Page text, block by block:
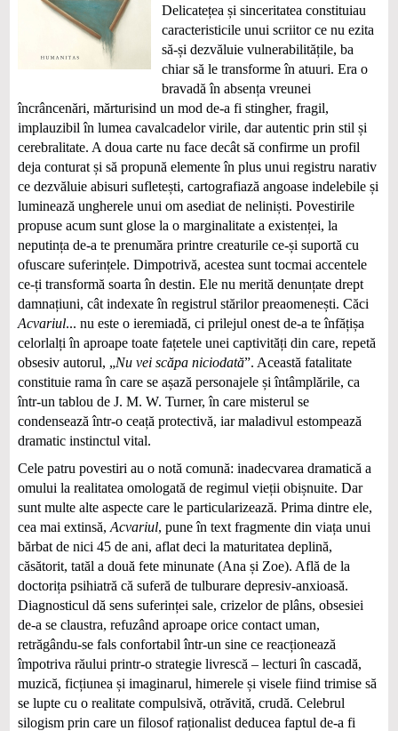
Delicatețea și sinceritatea constituiau
caracteristicile unui scriitor ce nu ezita
să-și dezvăluie vulnerabilitățile, ba
chiar să le transforme în atuuri. Era o
bravadă în absența vreunei
încrâncenări, mărturisind un mod de-a fi stingher, fragil,
implauzibil în lumea cavalcadelor virile, dar autentic prin stil și
cerebralitate. A doua carte nu face decât să confirme un profil
deja conturat și să propună elemente în plus unui registru narativ
ce dezvăluie abisuri sufletești, cartografiază angoase indelebile și
luminează ungherele unui om asediat de neliniști. Povestirile
propuse acum sunt glose la o marginalitate a existenței, la
neputința de-a te prenumăra printre creaturile ce-și suportă cu
ofuscare suferințele. Dimpotrivă, acestea sunt tocmai accentele
ce-ți transformă soarta în destin. Ele nu merită denunțate drept
damnațiuni, cât indexate în registrul stărilor preaomenești. Căci
Acvariul... nu este o ieremiadă, ci prilejul onest de-a te înfățișa
celorlalți în aproape toate fațetele unei captivități din care, repetă
obsesiv autorul, „Nu vei scăpa niciodată”. Această fatalitate
constituie rama în care se așază personajele și întâmplările, ca
într‑un tablou de J. M. W. Turner, în care misterul se
condensează într-o ceață protectivă, iar maladivul estompează
dramatic instinctul vital.
Cele patru povestiri au o notă comună: inadecvarea dramatică a
omului la realitatea omologată de regimul vieții obișnuite. Dar
sunt multe alte aspecte care le particularizează. Prima dintre ele,
cea mai extinsă, Acvariul, pune în text fragmente din viața unui
bărbat de nici 45 de ani, aflat deci la maturitatea deplină,
căsătorit, tatăl a două fete minunate (Ana și Zoe). Află de la
doctorița psihiatră că suferă de tulburare depresiv-anxioasă.
Diagnosticul dă sens suferinței sale, crizelor de plâns, obsesiei
de-a se claustra, refuzând aproape orice contact uman,
retrăgându-se fals confortabil într-un sine ce reacționează
împotriva răului printr-o strategie livrescă – lecturi în cascadă,
muzică, ficțiunea și imaginarul, himerele și visele fiind trimise să
se lupte cu o realitate compulsivă, otrăvită, crudă. Celebrul
silogism prin care un filosof raționalist deducea faptul de-a fi